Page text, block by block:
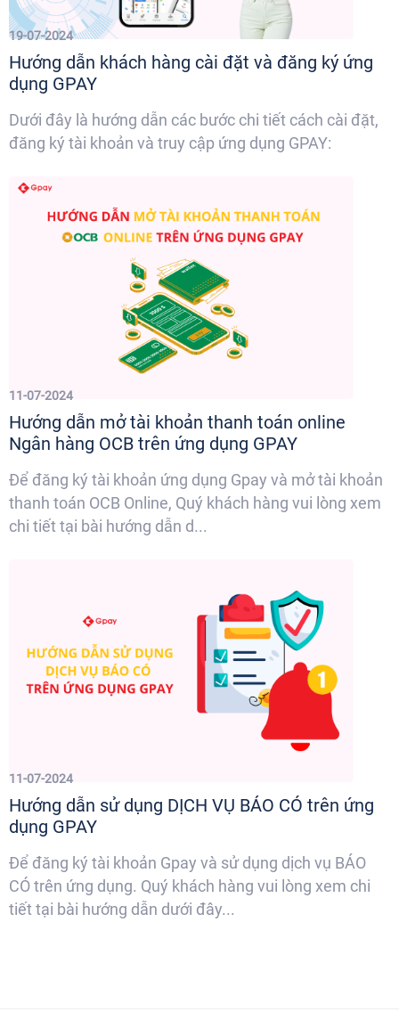
19-07-2024
Hướng dẫn khách hàng cài đặt và đăng ký ứng
dụng GPAY
Dưới đây là hướng dẫn các bước chi tiết cách cài đặt,
đăng ký tài khoản và truy cập ứng dụng GPAY:
11-07-2024
Hướng dẫn mở tài khoản thanh toán online
Ngân hàng OCB trên ứng dụng GPAY
Để đăng ký tài khoản ứng dụng Gpay và mở tài khoản
thanh toán OCB Online, Quý khách hàng vui lòng xem
chi tiết tại bài hướng dẫn d...
11-07-2024
Hướng dẫn sử dụng DỊCH VỤ BÁO CÓ trên ứng
dụng GPAY
Để đăng ký tài khoản Gpay và sử dụng dịch vụ BÁO
CÓ trên ứng dụng. Quý khách hàng vui lòng xem chi
tiết tại bài hướng dẫn dưới đây...